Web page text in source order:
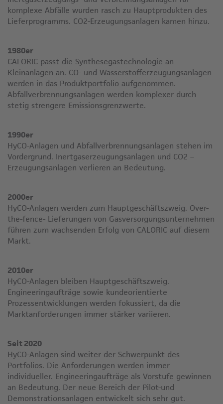
komplexe Abfälle wurden rasch zu Hauptprodukten des
Lieferprogramms. CO2-Erzeugungsanlagen kamen hinzu.
1980er
CALORIC passt die Synthesegastechnologie an
Kleinanlagen an. CO- und Wasserstofferzeugungsanlagen
werden in das Produktportfolio aufgenommen.
Abfallverbrennungsanlagen werden komplexer durch
stetig strengere Emissionsgrenzwerte.
1990er
HyCO-Anlagen und Abfallverbrennungsanlagen stehen im
Vordergrund. Inertgaserzeugungsanlagen und CO2 –
Erzeugungsanlagen verlieren an Bedeutung.
2000er
HyCO-Anlagen werden zum Hauptgeschäftszweig. Over-
the-fence- Lieferungen von Gasversorgungsunternehmen
führen zum wachsenden Erfolg von CALORIC auf diesem
Markt.
2010er
HyCO-Anlagen bleiben Hauptgeschäftszweig.
Engineeringaufträge sowie kundeorientierte
Prozessentwicklungen werden fokussiert, da die
Marktanforderungen immer stärker variieren.
Seit 2020
HyCO-Anlagen sind weiter der Schwerpunkt des
Portfolios. Die Anforderungen werden immer
individueller. Engineeringaufträge als Vorstufe gewinnen
an Bedeutung. Der neue Bereich der Pilot-und
Demonstrationsanlagen entwickelt sich sehr gut.